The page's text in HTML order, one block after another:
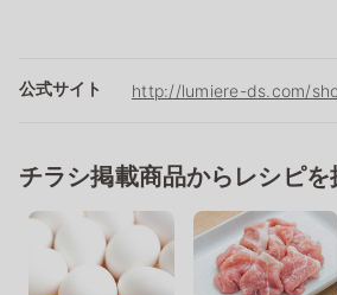
公式サイト http://lumiere-ds.com/
チラシ掲載商品からレシピを